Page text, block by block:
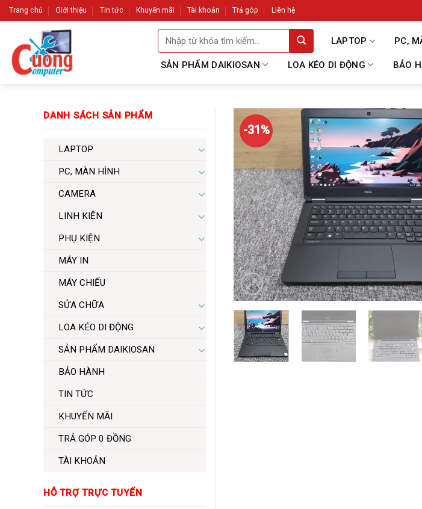
Skip
to
Trang chủ Giới thiệu Tin tức Khuyến mãi Tài khoản Trả góp Liên hệ
Tìm
kiếm:
LAPTOP PC,
SẢN PHẨM DAIKIOSAN LOA KÉO DI ĐỘNG BẢO
DANH SÁCH SẢN PHẨM
LAPTOP
PC, MÀN HÌNH
CAMERA
LINH KIỆN
PHỤ KIỆN
MÁY IN
MÁY CHIẾU
SỬA CHỮA
LOA KÉO DI ĐỘNG
SẢN PHẨM DAIKIOSAN
BẢO HÀNH
TIN TỨC
KHUYẾN MÃI
TRẢ GÓP 0 ĐỒNG
TÀI KHOẢN
HỖ TRỢ TRỰC TUYẾN
-31%